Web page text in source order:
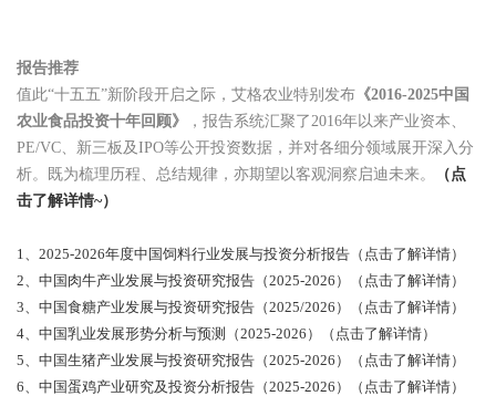
报告推荐
值此“十五五”新阶段开启之际，艾格农业特别发布 《2016-2025中国
农业食品投资十年回顾》
，报告系统汇聚了2016年以来产业资本、
PE/VC、新三板及IPO等公开投资数据，并对各细分领域展开深入分
析。既为梳理历程、总结规律，亦期望以客观洞察启迪未来。
（点
击了解详情~）
1、2025-2026年度中国饲料行业发展与投资分析报告（点击了解详情）
2、中国肉牛产业发展与投资研究报告（2025-2026）（点击了解详情）
3、中国食糖产业发展与投资研究报告（2025/2026）（点击了解详情）
4、中国乳业发展形势分析与预测（2025-2026）（点击了解详情）
5、中国生猪产业发展与投资研究报告（2025-2026）（点击了解详情）
6、中国蛋鸡产业研究及投资分析报告（2025-2026）（点击了解详情）